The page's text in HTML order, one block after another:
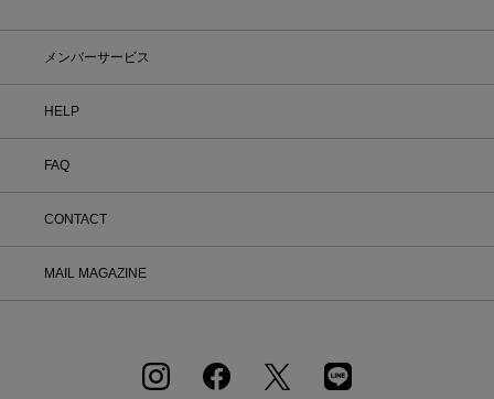
メンバーサービス
HELP
FAQ
CONTACT
MAIL MAGAZINE